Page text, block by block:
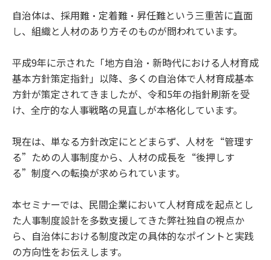
自治体は、採用難・定着難・昇任難という三重苦に直面
し、組織と人材のあり方そのものが問われています。
平成9年に示された「地方自治・新時代における人材育成
基本方針策定指針」以降、多くの自治体で人材育成基本
方針が策定されてきましたが、令和5年の指針刷新を受
け、全庁的な人事戦略の見直しが本格化しています。
現在は、単なる方針改定にとどまらず、人材を“管理す
る”ための人事制度から、人材の成長を“後押しす
る”制度への転換が求められています。
本セミナーでは、民間企業において人材育成を起点とし
た人事制度設計を多数支援してきた弊社独自の視点か
ら、自治体における制度改定の具体的なポイントと実践
の方向性をお伝えします。